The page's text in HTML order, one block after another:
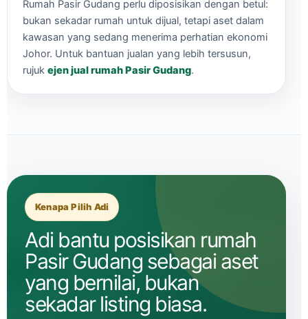
Rumah Pasir Gudang perlu diposisikan dengan betul:
bukan sekadar rumah untuk dijual, tetapi aset dalam
kawasan yang sedang menerima perhatian ekonomi
Johor. Untuk bantuan jualan yang lebih tersusun,
rujuk ejen jual rumah Pasir Gudang.
Kenapa Pilih Adi
Adi bantu posisikan rumah
Pasir Gudang sebagai aset
yang bernilai, bukan
sekadar listing biasa.